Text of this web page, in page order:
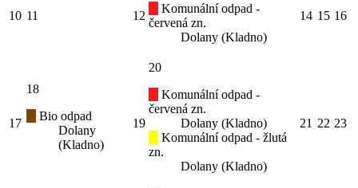
10 11 12
Komunální odpad -
červená zn.
Dolany (Kladno)
14 15 16
17
18
Bio odpad
Dolany
(Kladno)
19
20
Komunální odpad -
červená zn.
Dolany (Kladno)
Komunální odpad - žlutá
zn.
Dolany (Kladno)
21 22 23